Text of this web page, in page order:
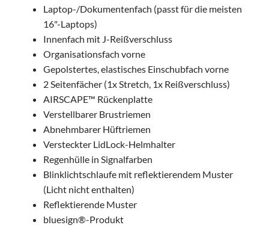
Laptop-/Dokumentenfach (passt für die meisten
16"-Laptops)
Innenfach mit J-Reißverschluss
Organisationsfach vorne
Gepolstertes, elastisches Einschubfach vorne
2 Seitenfächer (1x Stretch, 1x Reißverschluss)
AIRSCAPE™ Rückenplatte
Verstellbarer Brustriemen
Abnehmbarer Hüftriemen
Versteckter LidLock-Helmhalter
Regenhülle in Signalfarben
Blinklichtschlaufe mit reflektierendem Muster
(Licht nicht enthalten)
Reflektierende Muster
bluesign®-Produkt